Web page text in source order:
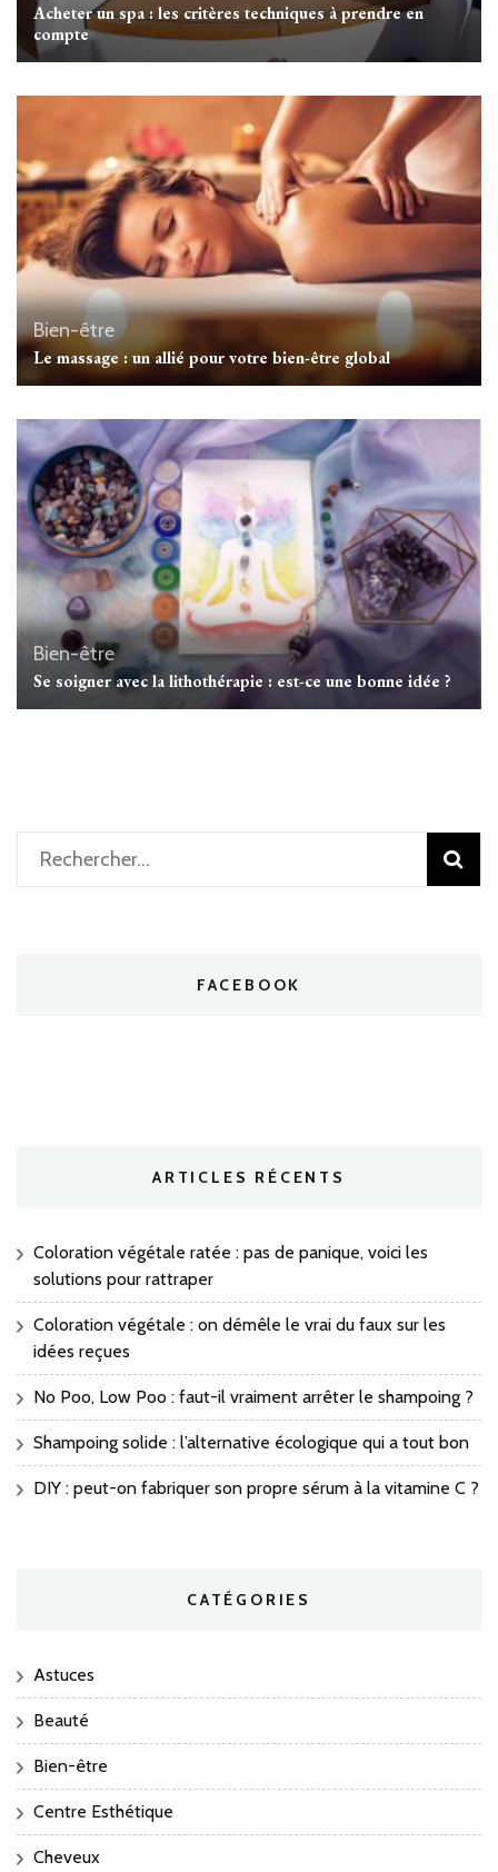
Acheter un spa : les critères techniques à prendre en
compte
Bien-être
Le massage : un allié pour votre bien-être global
Bien-être
Se soigner avec la lithothérapie : est-ce une bonne idée ?
Rechercher :
FACEBOOK
ARTICLES RÉCENTS
Coloration végétale ratée : pas de panique, voici les
solutions pour rattraper
Coloration végétale : on démêle le vrai du faux sur les
idées reçues
No Poo, Low Poo : faut-il vraiment arrêter le shampoing ?
Shampoing solide : l’alternative écologique qui a tout bon
DIY : peut-on fabriquer son propre sérum à la vitamine C ?
CATÉGORIES
Astuces
Beauté
Bien-être
Centre Esthétique
Cheveux